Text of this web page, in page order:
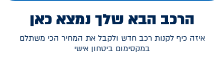
הרכב הבא שלך נמצא כאן
איזה כיף לקנות רכב חדש ולקבל את המחיר הכי משתלם
במקסימום ביטחון אישי